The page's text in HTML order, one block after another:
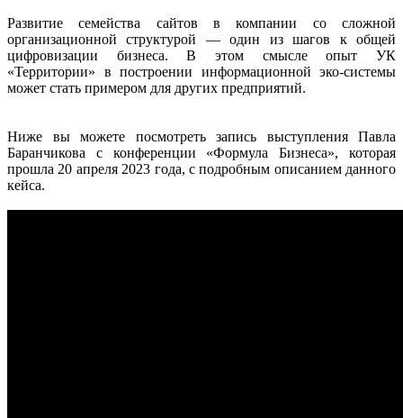
Развитие семейства сайтов в компании со сложной
организационной структурой — один из шагов к общей
цифровизации бизнеса. В этом смысле опыт УК
«Территории» в построении информационной эко-системы
может стать примером для других предприятий.
Ниже вы можете посмотреть запись выступления Павла
Баранчикова с конференции «Формула Бизнеса», которая
прошла 20 апреля 2023 года, с подробным описанием данного
кейса.